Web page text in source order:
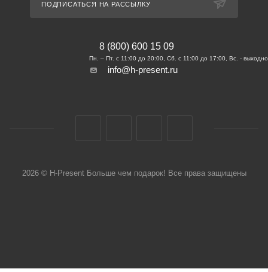
ПОДПИСАТЬСЯ НА РАССЫЛКУ
8 (800) 600 15 09
info@h-present.ru
2026 © H-Present Больше чем подарок! Все права защищены